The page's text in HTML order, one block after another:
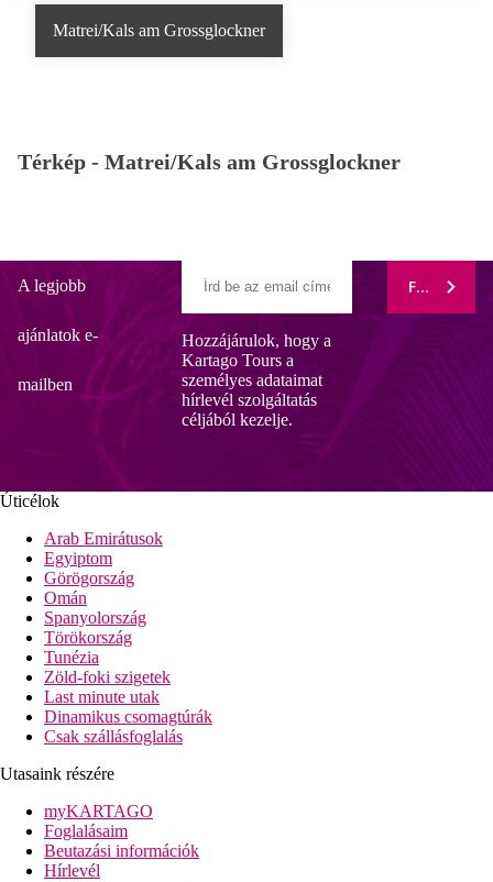
Matrei/Kals am Grossglockner
Térkép - Matrei/Kals am Grossglockner
A legjobb
ajánlatok e-
mailben
Hozzájárulok, hogy a
Kartago Tours a
személyes adataimat
hírlevél szolgáltatás
céljából kezelje.
Úticélok
Arab Emirátusok
Egyiptom
Görögország
Omán
Spanyolország
Törökország
Tunézia
Zöld-foki szigetek
Last minute utak
Dinamikus csomagtúrák
Csak szállásfoglalás
Utasaink részére
myKARTAGO
Foglalásaim
Beutazási információk
Hírlevél